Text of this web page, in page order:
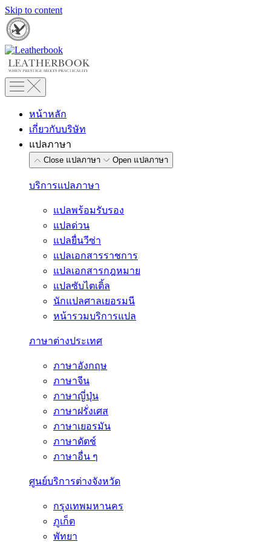
Skip to content
หน้าหลัก
เกี่ยวกับบริษัท
แปลภาษา
Close แปลภาษา Open แปลภาษา
บริการแปลภาษา
แปลพร้อมรับรอง
แปลด่วน
แปลยื่นวีซ่า
แปลเอกสารราชการ
แปลเอกสารกฎหมาย
แปลซับไตเติ้ล
นักแปลศาลเยอรมนี
หน้ารวมบริการแปล
ภาษาต่างประเทศ
ภาษาอังกฤษ
ภาษาจีน
ภาษาญี่ปุ่น
ภาษาฝรั่งเศส
ภาษาเยอรมัน
ภาษาดัตช์
ภาษาอื่น ๆ
ศูนย์บริการต่างจังหวัด
กรุงเทพมหานคร
ภูเก็ต
พัทยา